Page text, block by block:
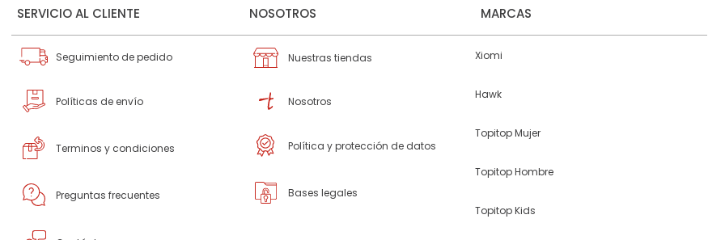
SERVICIO AL CLIENTE
Seguimiento de pedido
Políticas de envío
Terminos y condiciones
Preguntas frecuentes
NOSOTROS
Nuestras tiendas
Nosotros
Política y protección de datos
Bases legales
MARCAS
Xiomi
Hawk
Topitop Mujer
Topitop Hombre
Topitop Kids